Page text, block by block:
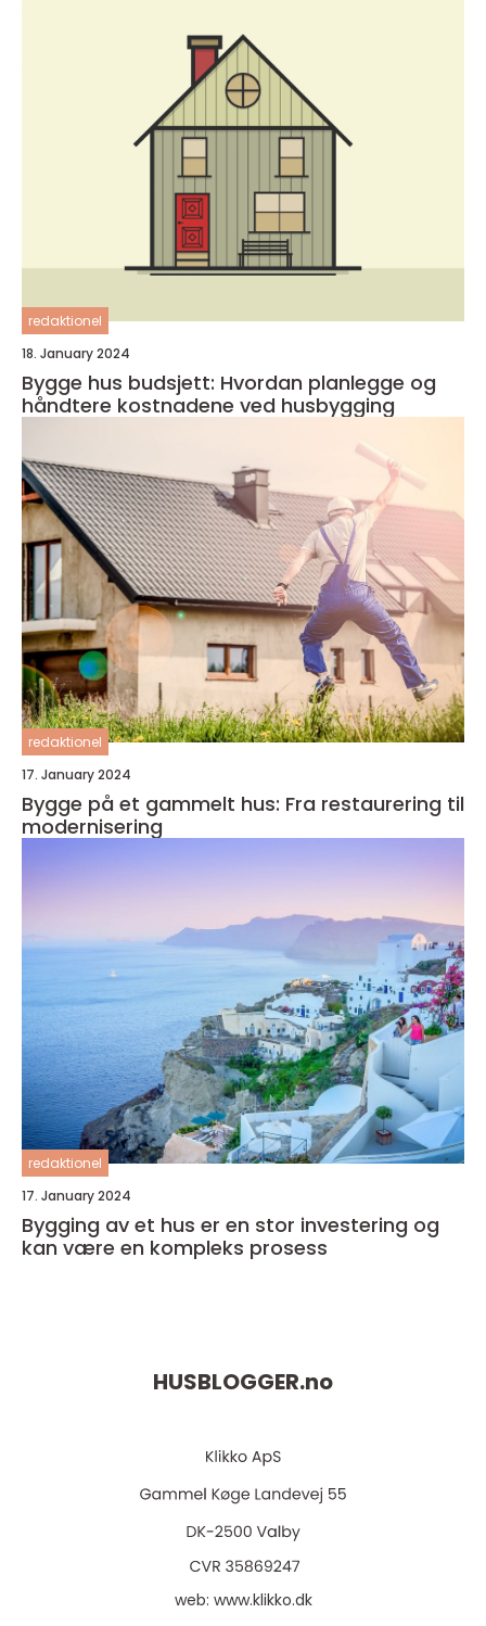
redaktionel
18. January 2024
Bygge hus budsjett: Hvordan planlegge og
håndtere kostnadene ved husbygging
redaktionel
17. January 2024
Bygge på et gammelt hus: Fra restaurering til
modernisering
redaktionel
17. January 2024
Bygging av et hus er en stor investering og
kan være en kompleks prosess
HUSBLOGGER.no
web: www.klikko.dk